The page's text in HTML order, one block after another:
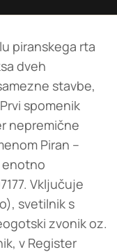
piranskega rta
dveh
stavbe,
spomenik
nepremične
Piran –
enotno
Vključuje
svetilnik s
zvonik oz.
v Register